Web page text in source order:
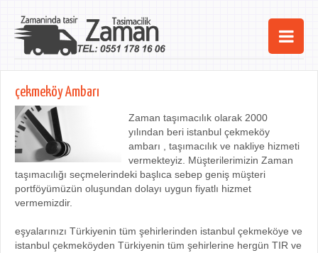
Ana Sayfa
Hizmetlerimiz
Kurumsal
iletişim
çekmeköy Ambarı
Zaman taşımacılık olarak 2000
yılından beri istanbul çekmeköy
ambarı , taşımacılık ve nakliye hizmeti
vermekteyiz. Müşterilerimizin Zaman
taşımacılığı seçmelerindeki başlıca sebep geniş müşteri
portföyümüzün oluşundan dolayı uygun fiyatlı hizmet
vermemizdir.
eşyalarınızı Türkiyenin tüm şehirlerinden istanbul çekmeköye ve
istanbul çekmeköyden Türkiyenin tüm şehirlerine hergün TIR ve